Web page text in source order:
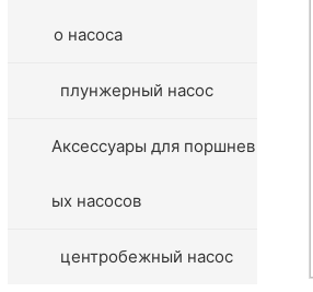
о насоса
плунжерный насос
Аксессуары для поршнев
ых насосов
центробежный насос